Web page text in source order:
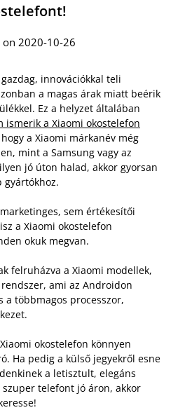
on 2020-10-26
innovációkkal teli
a magas árak miatt beérik
Ez a helyzet általában
ismerik a Xiaomi okostelefon
a Xiaomi márkanév még
mint a Samsung vagy az
jó úton halad, akkor gyorsan
gyártókhoz.
sem értékesítői
a Xiaomi okostelefon
okuk megvan.
felruházva a Xiaomi modellek,
ami az Androidon
a többmagos processzor,
okostelefon könnyen
Ha pedig a külső jegyekről esne
a letisztult, elegáns
telefont jó áron, akkor